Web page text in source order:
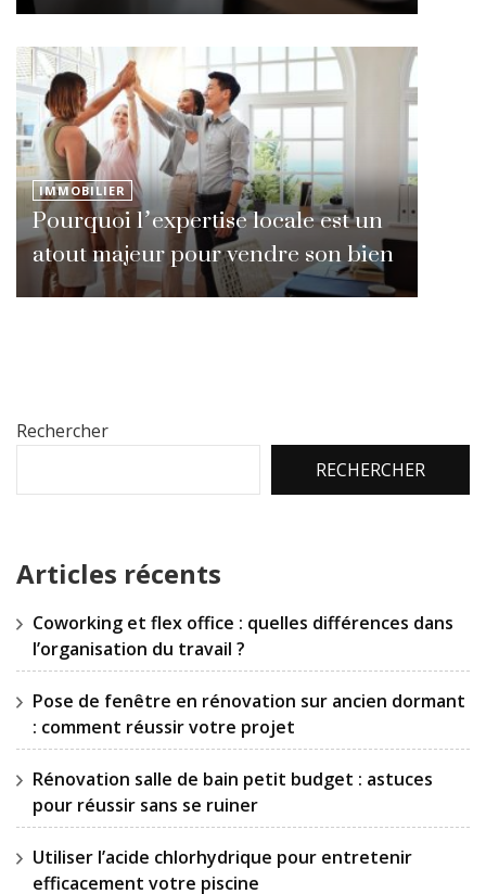
IMMOBILIER
Pourquoi l’expertise locale est un
atout majeur pour vendre son bien
Rechercher
RECHERCHER
Articles récents
Coworking et flex office : quelles différences dans
l’organisation du travail ?
Pose de fenêtre en rénovation sur ancien dormant
: comment réussir votre projet
Rénovation salle de bain petit budget : astuces
pour réussir sans se ruiner
Utiliser l’acide chlorhydrique pour entretenir
efficacement votre piscine